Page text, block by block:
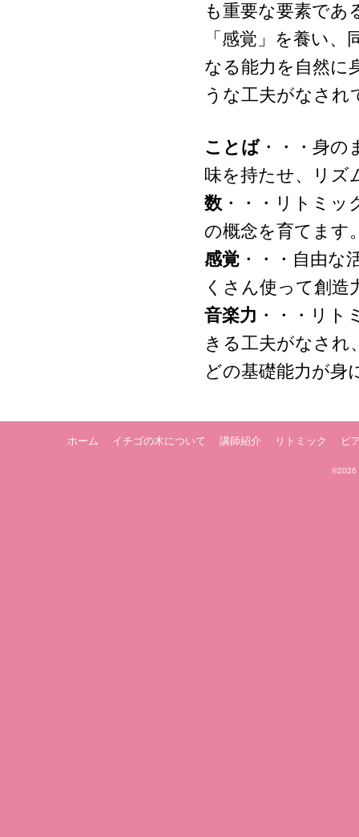
も重要な要素であ
「感覚」を養い
なる能力を自然に
うな工夫がなされ
ことば・・・身の
味を持たせ、リズ
数 ・・・リトミ
の概念を育てます
感覚 ・・・自由な
くさん使って創造
音楽力 ・・・リト
きる工夫がなされ
どの基礎能力が身
ホーム イチゴの木について 講師紹介 リトミック ピ
©2026